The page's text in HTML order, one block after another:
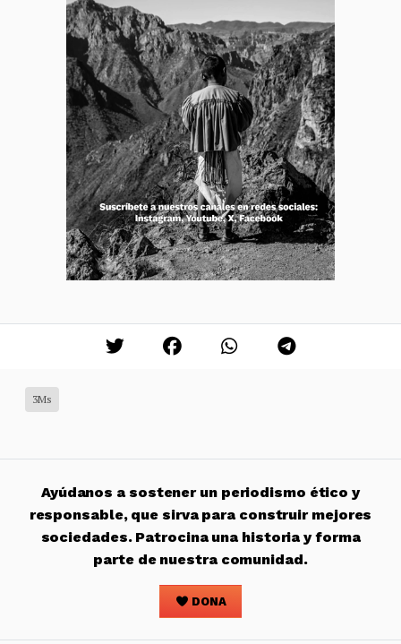
3Ms
Ayúdanos a sostener un periodismo ético y
responsable, que sirva para construir mejores
sociedades. Patrocina una historia y forma
parte de nuestra comunidad.
DONA